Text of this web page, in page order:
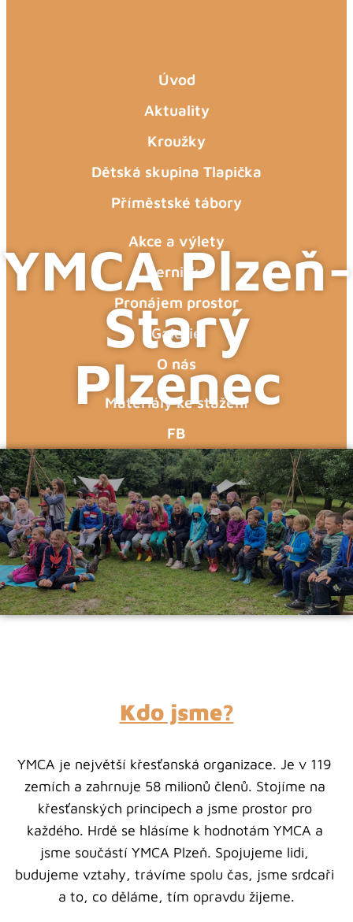
Úvod
Aktuality
Kroužky
Dětská skupina Tlapička
Příměstské tábory
Akce a výlety
Hernička
Pronájem prostor
Galerie
O nás
Materiály ke stažení
FB
YMCA Plzeň-
Starý
Plzenec
Kdo jsme?
YMCA je největší křesťanská organizace. Je v 119
zemích a zahrnuje 58 milionů členů. Stojíme na
křesťanských principech a jsme prostor pro
každého. Hrdě se hlásíme k hodnotám YMCA a
jsme součástí YMCA Plzeň. Spojujeme lidi,
budujeme vztahy, trávíme spolu čas, jsme srdcaři
a to, co děláme, tím opravdu žijeme.